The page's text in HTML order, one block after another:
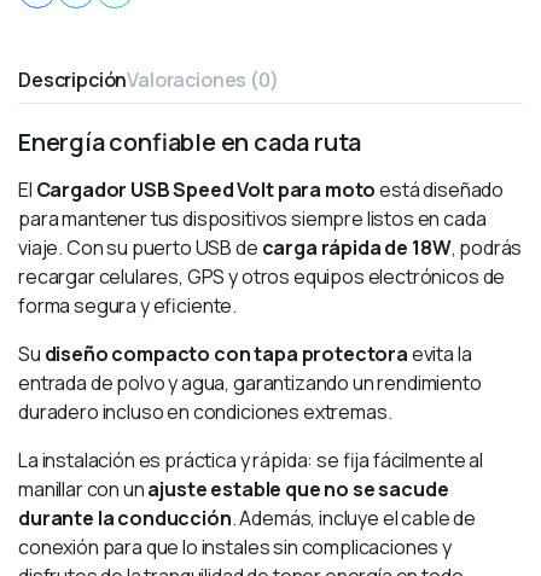
DescripciónValoraciones (0)
Energía confiable en cada ruta
El Cargador USB Speed Volt para motoestá diseñado
para mantener tus dispositivos siempre listos en cada
viaje. Con su puerto USB de carga rápida de 18W, podrás
recargar celulares, GPS y otros equipos electrónicos de
forma segura y eficiente.
Su diseño compacto con tapa protectoraevita la
entrada de polvo y agua, garantizando un rendimiento
duradero incluso en condiciones extremas.
La instalación es práctica y rápida: se fija fácilmente al
manillar con unajuste estable que no se sacude
durante la conducción. Además, incluye el cable de
conexión para que lo instales sin complicaciones y